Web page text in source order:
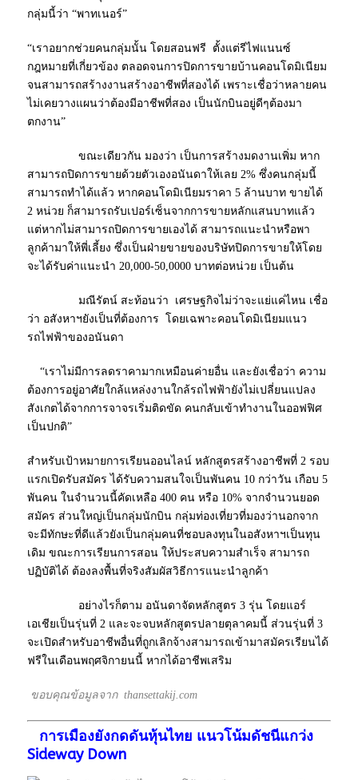
กลุ่มนี้ว่า “พาทเนอร์”
“เราอยากช่วยคนกลุ่มนั้น โดยสอนฟรี ตั้งแต่รีไฟแนนซ์
กฎหมายที่เกี่ยวข้อง ตลอดจนการปิดการขายบ้านคอนโดมิเนียม
จนสามารถสร้างงานสร้างอาชีพที่สองได้ เพราะเชื่อว่าหลายคน
ไม่เคยวางแผนว่าต้องมีอาชีพที่สอง เป็นนักบินอยู่ดีๆต้องมา
ตกงาน”
ขณะเดียวกัน มองว่า เป็นการสร้างมดงานเพิ่ม หาก
สามารถปิดการขายด้วยตัวเองอนันดาให้เลย 2% ซึ่งคนกลุ่มนี้
สามารถทำได้แล้ว หากคอนโดมิเนียมราคา 5 ล้านบาท ขายได้
2 หน่วย ก็สามารถรับเปอร์เซ็นจากการขายหลักแสนบาทแล้ว
แต่หากไม่สามารถปิดการขายเองได้ สามารถแนะนำหรือพา
ลูกค้ามาให้พี่เลี้ยง ซึ่งเป็นฝ่ายขายของบริษัทปิดการขายให้โดย
จะได้รับค่าแนะนำ 20,000-50,0000 บาทต่อหน่วย เป็นต้น
มณีรัตน์ สะท้อนว่า เศรษฐกิจไม่ว่าจะแย่แค่ไหน เชื่อ
ว่า อสังหาฯยังเป็นที่ต้องการ โดยเฉพาะคอนโดมิเนียมแนว
รถไฟฟ้าของอนันดา
“เราไม่มีการลดราคามากเหมือนค่ายอื่น และยังเชื่อว่า ความ
ต้องการอยู่อาศัยใกล้แหล่งงานใกล้รถไฟฟ้ายังไม่เปลี่ยนแปลง
สังเกตได้จากการจาจรเริ่มติดขัด คนกลับเข้าทำงานในออฟฟิศ
เป็นปกติ”
สำหรับเป้าหมายการเรียนออนไลน์ หลักสูตรสร้างอาชีพที่ 2 รอบ
แรกเปิดรับสมัคร ได้รับความสนใจเป็นพันคน 10 กว่าวัน เกือบ 5
พันคน ในจำนวนนี้คัดเหลือ 400 คน หรือ 10% จากจำนวนยอด
สมัคร ส่วนใหญ่เป็นกลุ่มนักบิน กลุ่มท่องเที่ยวที่มองว่านอกจาก
จะมีทักษะที่ดีแล้วยังเป็นกลุ่มคนที่ชอบลงทุนในอสังหาฯเป็นทุน
เดิม ขณะการเรียนการสอน ให้ประสบความสำเร็จ สามารถ
ปฏิบัติได้ ต้องลงพื้นที่จริงสัมผัสวิธีการแนะนำลูกค้า
อย่างไรก็ตาม อนันดาจัดหลักสูตร 3 รุ่น โดยแอร์
เอเชียเป็นรุ่นที่ 2 และจะจบหลักสูตรปลายตุลาคมนี้ ส่วนรุ่นที่ 3
จะเปิดสำหรับอาชีพอื่นที่ถูกเลิกจ้างสามารถเข้ามาสมัครเรียนได้
ฟรีในเดือนพฤศจิกายนนี้ หากได้อาชีพเสริม
ขอบคุณข้อมูลจาก thansettakij.com
การเมืองยังกดดันหุ้นไทย แนวโน้มดัชนีแกว่ง
Sideway Down